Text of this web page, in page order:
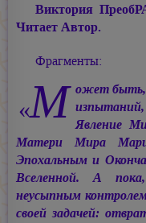
Виктория
Читает Автор.
Фрагменты:
«М ожет быть,
Явление
Матери Мира
Эпохальным и
Вселенной. А
неусыпным
своей задачей: